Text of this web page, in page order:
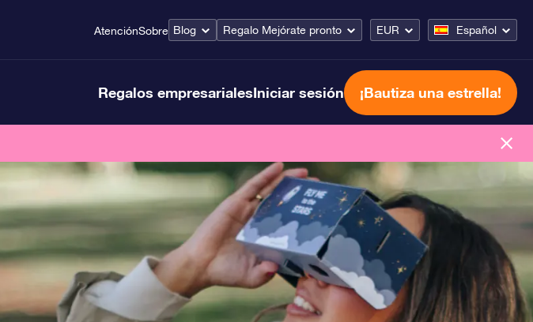
AtenciónSobre Blog Regalo Mejórate pronto EUR Español
Regalos empresarialesIniciar sesión ¡Bautiza una estrella!